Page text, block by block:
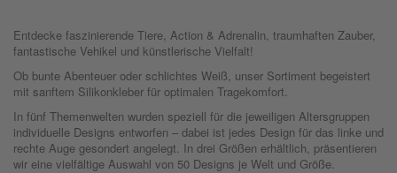
Entdecke faszinierende Tiere, Action & Adrenalin, traumhaften Zauber,
fantastische Vehikel und künstlerische Vielfalt!
Ob bunte Abenteuer oder schlichtes Weiß, unser Sortiment begeistert
mit sanftem Silikonkleber für optimalen Tragekomfort.
In fünf Themenwelten wurden speziell für die jeweiligen Altersgruppen
individuelle Designs entworfen – dabei ist jedes Design für das linke und
rechte Auge gesondert angelegt. In drei Größen erhältlich, präsentieren
wir eine vielfältige Auswahl von 50 Designs je Welt und Größe.